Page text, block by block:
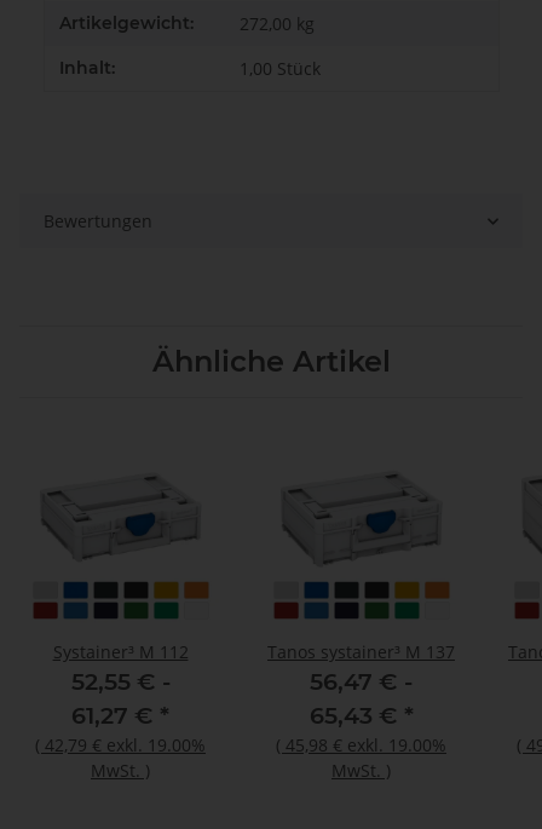
Artikelgewicht: 272,00 kg
Inhalt: 1,00 Stück
Bewertungen
Ähnliche Artikel
Systainer³ M 112
52,55 € -
61,27 € *
( 42,79 € exkl. 19.00%
MwSt. )
Tanos systainer³ M 137
56,47 € -
65,43 € *
( 45,98 € exkl. 19.00%
MwSt. )
(